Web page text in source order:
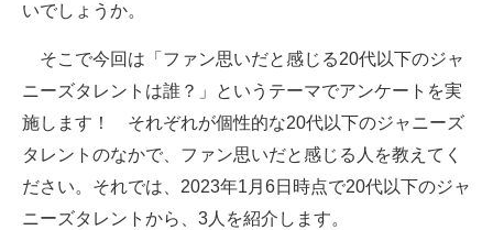
企業ITのトレンドを詳説
マーケ×ITの今がよく分かる
いでしょうか。
そこで今回は「ファン思いだと感じる20代以下のジャ
ニーズタレントは誰？」というテーマでアンケートを実
施します！ それぞれが個性的な20代以下のジャニーズ
タレントのなかで、ファン思いだと感じる人を教えてく
ださい。それでは、2023年1月6日時点で20代以下のジャ
ニーズタレントから、3人を紹介します。